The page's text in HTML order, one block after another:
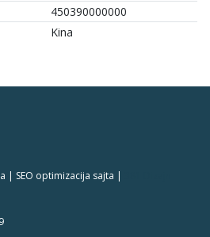
450390000000
Kina
| SEO optimizacija sajta |